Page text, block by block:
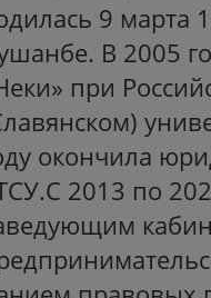
9 марта
В 2005
при
окончила
2013 по